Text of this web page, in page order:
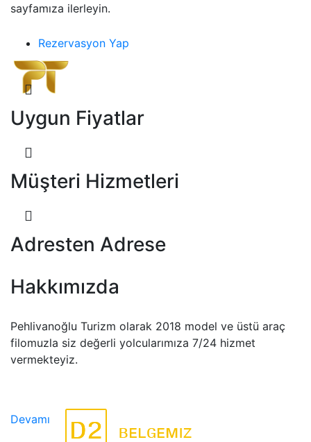
sayfamıza ilerleyin.
Rezervasyon Yap
Uygun Fiyatlar
Müşteri Hizmetleri
Adresten Adrese
Hakkımızda
Pehlivanoğlu Turizm olarak 2018 model ve üstü araç
filomuzla siz değerli yolcularımıza 7/24 hizmet
vermekteyiz.
Devamı